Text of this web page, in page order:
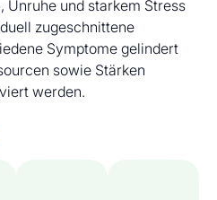
Unruhe und starkem Stress
zugeschnittene
Symptome gelindert
sowie Stärken
werden.